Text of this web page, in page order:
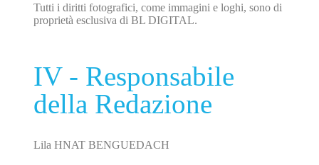
Tutti i diritti fotografici, come immagini e loghi, sono di
proprietà esclusiva di BL DIGITAL.
IV - Responsabile
della Redazione
Lila HNAT BENGUEDACH